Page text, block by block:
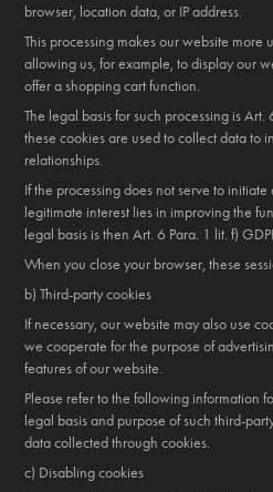
browser, location data, or IP address.
This processing makes our website more
allowing us, for example, to display our
offer a shopping cart function.
The legal basis for such processing is Art.
these cookies are used to collect data to
relationships.
If the processing does not serve to
legitimate interest lies in improving the
legal basis is then Art. 6 Para. 1 lit. f)
When you close your browser, these
b) Third-party cookies
If necessary, our website may also use
we cooperate for the purpose of
features of our website.
Please refer to the following information
legal basis and purpose of such third-
data collected through cookies.
c) Disabling cookies